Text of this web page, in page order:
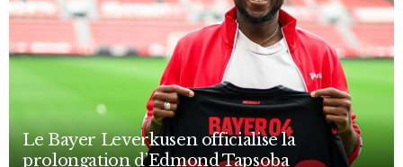
Le Bayer Leverkusen officialise la
prolongation d’Edmond Tapsoba